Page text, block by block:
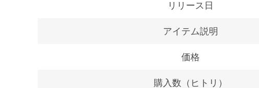
リリース日
アイテム説明
価格
購入数（ヒトリ）